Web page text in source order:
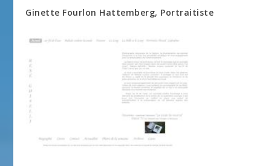
Ginette Fourlon Hattemberg, Portraitiste